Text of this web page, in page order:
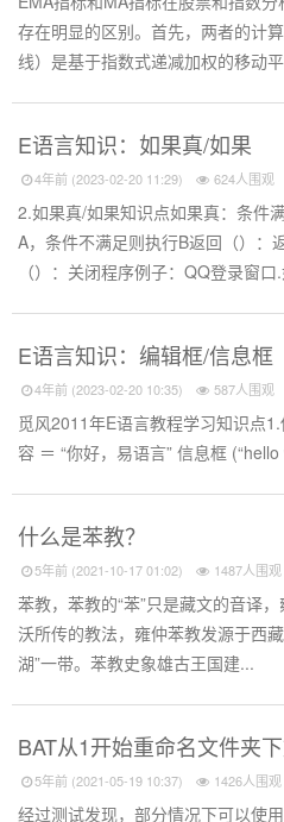
存在明显的区别。首先，两者的计
线）是基于指数式递减加权的移动
E语言知识：如果真/如果
4年前 (2023-02-20 11:29) 624人围观
2.如果真/如果知识点如果真：条件
A，条件不满足则执行B返回（）：
（）：关闭程序例子：QQ登录窗口
E语言知识：编辑框/信息框
4年前 (2023-02-20 10:35) 587人围观
觅风2011年E语言教程学习知识点
容 ＝ “你好，易语言” 信息框 (“hello
什么是苯教？
5年前 (2021-10-17 01:02) 1487人围观
苯教，苯教的“苯”只是藏文的音译
沃所传的教法，雍仲苯教发源于西
湖”一带。苯教史象雄古王国建...
BAT从1开始重命名文件夹
5年前 (2021-05-19 10:37) 1426人围观
经过测试发现，部分情况下可以使